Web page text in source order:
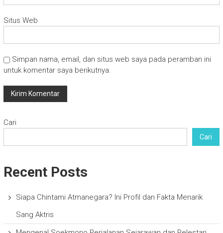
Situs Web
Simpan nama, email, dan situs web saya pada peramban ini
untuk komentar saya berikutnya.
Cari
Cari
Recent Posts
Siapa Chintami Atmanegara? Ini Profil dan Fakta Menarik
Sang Aktris